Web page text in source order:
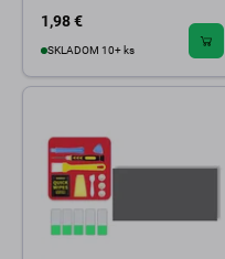
1,98 €
SKLADOM 10+ ks